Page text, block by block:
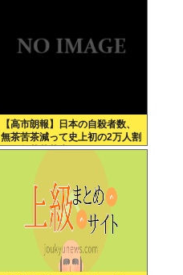
【高市朗報】日本の自殺者数、
無茶苦茶減って史上初の2万人割
れ。無茶苦茶生きやすい国にな